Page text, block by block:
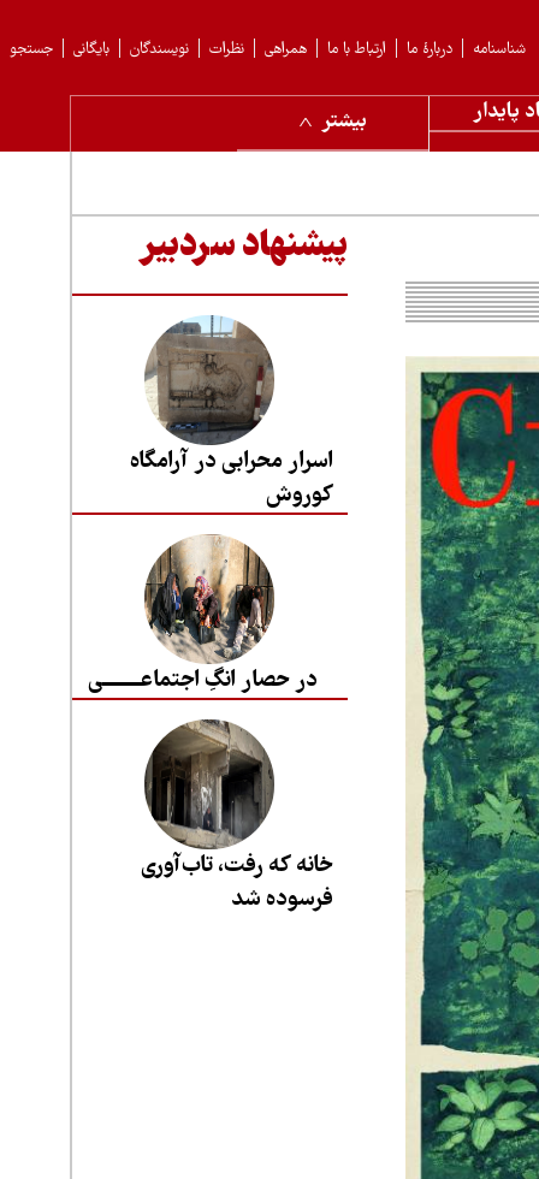
جستجو بایگانی نویسندگان نظرات همراهی ارتباط با ما دربارهٔ ما شناسنامه
پایدار بیشتر
پیشنهاد سردبیر
اسرار محرابی در آرامگاه
کوروش
در حصار انگِ اجتماعــــــــی
خانه که رفت، تاب‌آوری
فرسوده شد